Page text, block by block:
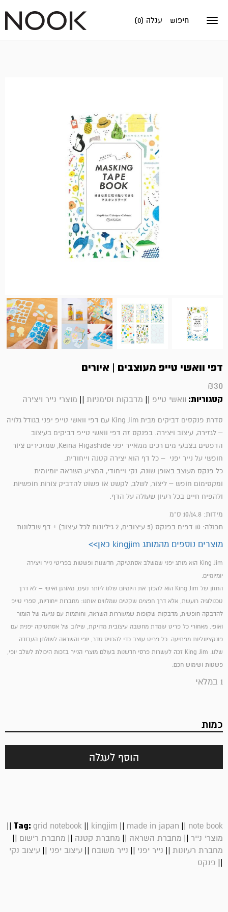
Toggle
עגלה (0) חיפוש
דפי וואשי טייפ מעוצבים | איורים
₪30
קטגוריות: וואשי טייפ || מדבקות וסימניות || מוצרי נייר ויצירה
סדרת פנקסים דביקים מבית King Jim עם דפי וואשי טייפ יפני בגודל גלויה
– לגזירה, עיצוב ויצירה. בפנקס זה דפי וואשי טייפ דביקים בעיצוב
הדפסים בצבעי מים רכים ממאייר יפני Keina Higashide, שמזכירים ציור
חופשי על נייר יפני – כל דף הוא יצירה קטנה וייחודית.
כל פנקס מעוצב באופן שונה, נקי וייחודי, המציע השראה יומיומית
ומקסימום חופש – ליצור, לשלב, לקשט או פשוט להדביק צורות חופשיות
ולהפיח חיים בכל רעיון שעולה על הדף.
מידות: 10/14.8 ס"מ
תכולה: 10 דפים בפנקס (5 עיצובים, 2 גיליונות לכל עיצוב) + דף שבלונות
מוצרים נוספים מהמותג kingjim כאן>>
King Jim הוא מותג יפני שמשלב אסתטיקה, חדשנות ופשטות בפריטי נייר ויצירה
יומיומיים.
החזון של King Jim הוא להפוך את היומיום שלנו ליותר נעים, מאורגן ואישי – לא דרך
טכנולוגיה רועשת, אלא דרך חפצים שקטים שמלווים אותנו: מחברות ייחודיות, ספרי טייפ
להדבקה חופשית, מדבקות שקופות שמעוררות השראה, וחותמות עם נגיעה של הומור
ואופי. מאחורי כל פריט עומדת מחשבה עיצובית מדויקת, שילוב של אסתטיקה יפנית עם
פונקציונליות מפתיעה. כל פריט עוצב כדי להכניס סדר, יופי והשראה לשולחן העבודה
שלנו. King Jim זכה לעשרות פרסי חדשנות בעולם מוצרי הנייר בזכות היכולת לשלב יופי,
פשטות ושימוש חכם.
1 במלאי
כמות
הוסף לעגלה
Tag: grid notebook || kingjim || made in japan || note book
||
מוצרי נייר || מחברת השראה || מחברת קטנה || מחברת רישום ||
מחברת רעיונות || נייר יפני || נייר משובח || עיצוב יפני || עיצוב נקי
|| פנקס